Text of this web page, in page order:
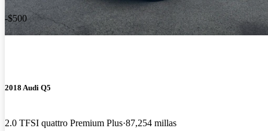
-$500
2018 Audi Q5
2.0 TFSI quattro Premium Plus 87,254 millas